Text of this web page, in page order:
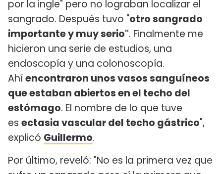
por la ingle" pero no lograban localizar el
sangrado. Después tuvo "otro sangrado
importante y muy serio". Finalmente me
hicieron una serie de estudios, una
endoscopía y una colonoscopía.
Ahíencontraron unos vasos sanguíneos
que estaban abiertos en el techo del
estómago. El nombre de lo que tuve
es ectasia vascular del techo gástrico",
explicó Guillermo.
Por último, reveló: "No es la primera vez que